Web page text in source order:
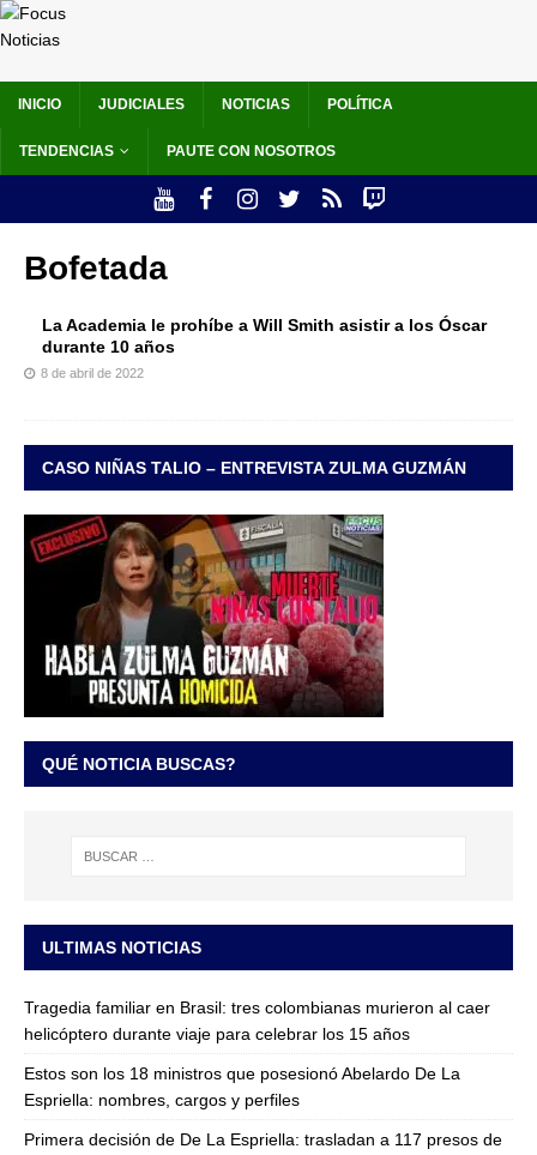
INICIO JUDICIALES NOTICIAS POLÍTICA
TENDENCIAS PAUTE CON NOSOTROS
Bofetada
La Academia le prohíbe a Will Smith asistir a los Óscar
durante 10 años
8 de abril de 2022
CASO NIÑAS TALIO – ENTREVISTA ZULMA GUZMÁN
QUÉ NOTICIA BUSCAS?
ULTIMAS NOTICIAS
Tragedia familiar en Brasil: tres colombianas murieron al caer
helicóptero durante viaje para celebrar los 15 años
Estos son los 18 ministros que posesionó Abelardo De La
Espriella: nombres, cargos y perfiles
Primera decisión de De La Espriella: trasladan a 117 presos de